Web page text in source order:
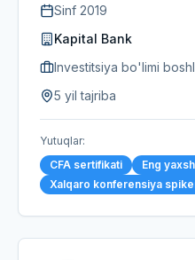
Sinf 2019
Kapital Bank
Investitsiya bo'limi
5 yil tajriba
Yutuqlar:
CFA sertifikati
Eng
Xalqaro konferensiya